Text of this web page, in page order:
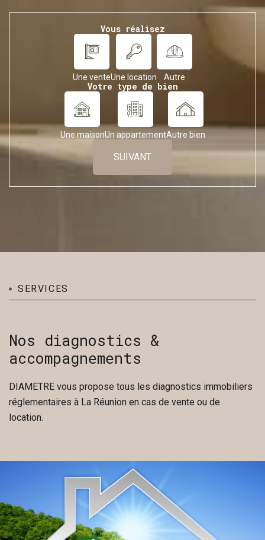
Vous réalisez
Une venteUne location Autre
Votre type de bien
Une maisonUn appartementAutre bien
SUIVANT
SERVICES
Nos diagnostics &
accompagnements
DIAMETRE vous propose tous les diagnostics immobiliers
réglementaires à La Réunion en cas de vente ou de
location.